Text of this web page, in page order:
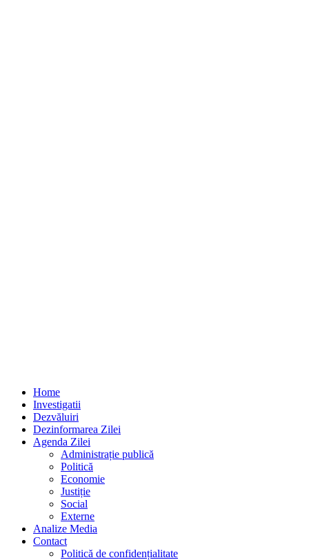
Home
Investigatii
Dezvăluiri
Dezinformarea Zilei
Agenda Zilei
Administrație publică
Politică
Economie
Justiție
Social
Externe
Analize Media
Contact
Politică de confidențialitate